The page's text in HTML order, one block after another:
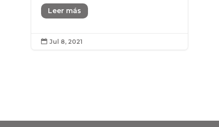
Leer más
 Jul 8, 2021